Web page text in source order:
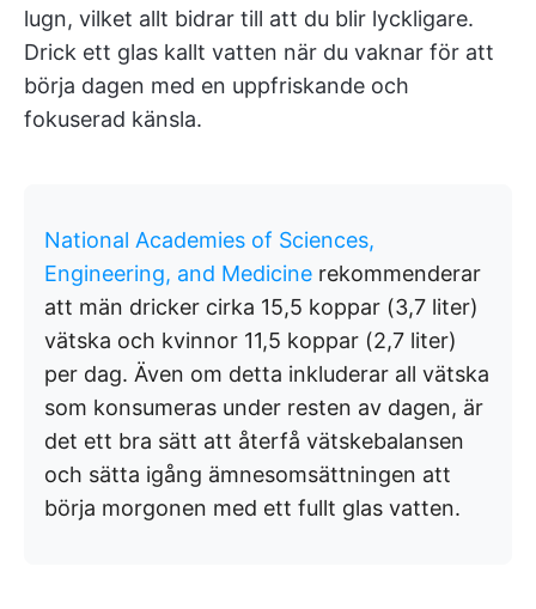
lugn, vilket allt bidrar till att du blir lyckligare.
Drick ett glas kallt vatten när du vaknar för att
börja dagen med en uppfriskande och
fokuserad känsla.
National Academies of Sciences,
Engineering, and Medicine rekommenderar
att män dricker cirka 15,5 koppar (3,7 liter)
vätska och kvinnor 11,5 koppar (2,7 liter)
per dag. Även om detta inkluderar all vätska
som konsumeras under resten av dagen, är
det ett bra sätt att återfå vätskebalansen
och sätta igång ämnesomsättningen att
börja morgonen med ett fullt glas vatten.